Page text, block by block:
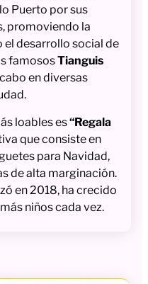
Puerto por sus
promoviendo la
desarrollo social de
famososTianguis
en diversas
loables es“Regala
que consiste en
para Navidad,
de alta marginación.
en 2018, ha crecido
niños cada vez.